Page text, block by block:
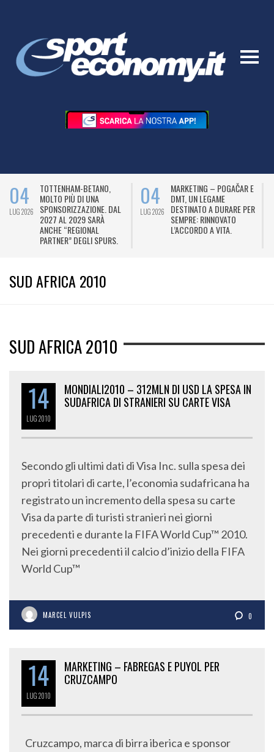
04
LUG 2026
TOTTENHAM-BETANO,
MOLTO PIÙ DI UNA
SPONSORIZZAZIONE. DAL
2027 AL 2029 SARÀ
ANCHE “REGIONAL
PARTNER” DEGLI SPURS.
04
LUG 2026
MARKETING – POGAČAR E
DMT, UN LEGAME
DESTINATO A DURARE PER
SEMPRE: RINNOVATO
L’ACCORDO A VITA.
SUD AFRICA 2010
SUD AFRICA 2010
14
LUG2010
MONDIALI2010 – 312MLN DI USD LA SPESA IN
SUDAFRICA DI STRANIERI SU CARTE VISA
Secondo gli ultimi dati di Visa Inc. sulla spesa dei
propri titolari di carte, l’economia sudafricana ha
registrato un incremento della spesa su carte
Visa da parte di turisti stranieri nei giorni
precedenti e durante la FIFA World Cup™ 2010.
Nei giorni precedenti il calcio d’inizio della FIFA
World Cup™
MARCEL VULPIS 0
14
LUG2010
MARKETING – FABREGAS E PUYOL PER
CRUZCAMPO
Cruzcampo, marca di birra iberica e sponsor